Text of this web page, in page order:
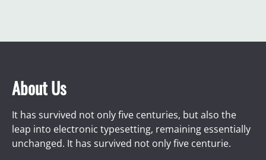
About Us
It has survived not only five centuries, but also the
leap into electronic typesetting, remaining essentially
unchanged. It has survived not only five centurie.